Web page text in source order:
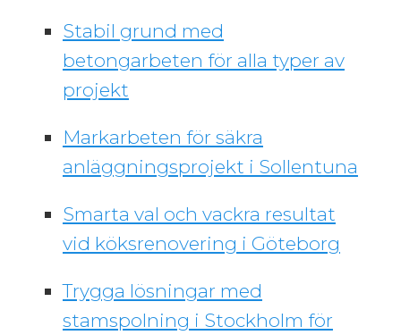
Stabil grund med
betongarbeten för alla typer av
projekt
Markarbeten för säkra
anläggningsprojekt i Sollentuna
Smarta val och vackra resultat
vid köksrenovering i Göteborg
Trygga lösningar med
stamspolning i Stockholm för